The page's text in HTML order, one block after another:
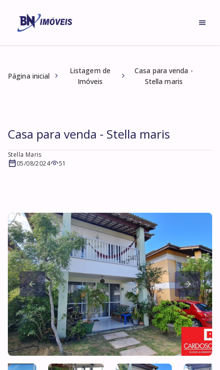
Página inicial
Listagem de
Imóveis
Casa para venda -
Stella maris
Casa para venda - Stella maris
Stella Maris
05/08/2024
51